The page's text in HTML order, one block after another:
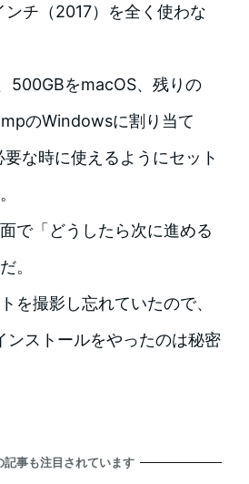
チ（2017）を全く使わな
500GBをmacOS、残りの
のWindowsに割り当て
な時に使えるようにセット
で「どうしたら次に進める
。
を撮影し忘れていたので、
ストールをやったのは秘密
記事も注目されています